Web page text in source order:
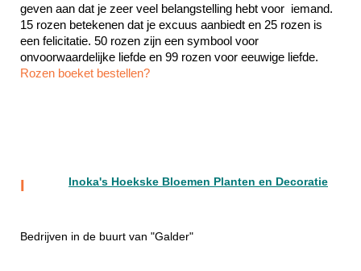
geven aan dat je zeer veel belangstelling hebt voor  iemand.
15 rozen betekenen dat je excuus aanbiedt en 25 rozen is
een felicitatie. 50 rozen zijn een symbool voor
Rozen boeket bestellen?
I Inoka's Hoekske Bloemen Planten en Decoratie
Bedrijven in de buurt van "Galder"